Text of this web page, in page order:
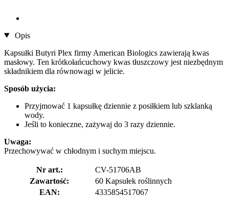
Opis
Kapsułki Butyri Plex firmy American Biologics zawierają kwas
masłowy. Ten krótkołańcuchowy kwas tłuszczowy jest niezbędnym
składnikiem dla równowagi w jelicie.
Sposób użycia:
Przyjmować 1 kapsułkę dziennie z posiłkiem lub szklanką
wody.
Jeśli to konieczne, zażywaj do 3 razy dziennie.
Uwaga:
Przechowywać w chłodnym i suchym miejscu.
Nr art.:
CV-51706AB
Zawartość:
60 Kapsułek roślinnych
EAN:
4335854517067